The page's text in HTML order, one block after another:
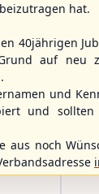
hat.
40jährigen
auf neu
und
und
aus noch